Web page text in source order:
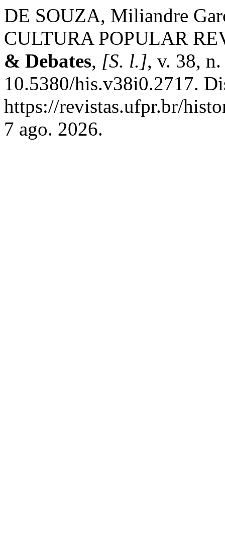
DE SOUZA, Miliandre
CULTURA POPULAR
& Debates, [S. l.], v. 38,
10.5380/his.v38i0.2717.
https://revistas.ufpr.br/
7 ago. 2026.